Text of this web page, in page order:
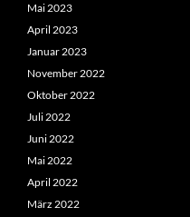
Mai 2023
April 2023
Januar 2023
November 2022
Oktober 2022
Juli 2022
Juni 2022
Mai 2022
April 2022
März 2022